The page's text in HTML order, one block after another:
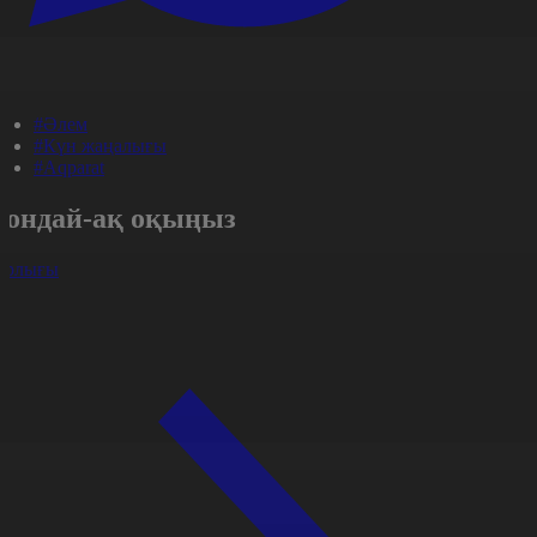
#Әлем
#Күн жаңалығы
#Aqparat
ақ оқыңыз